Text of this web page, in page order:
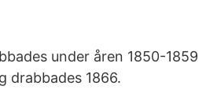
under åren 1850-1859
drabbades 1866.